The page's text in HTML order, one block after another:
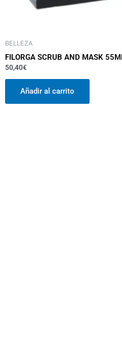
BELLEZA
FILORGA SCRUB AND MASK
50,40€
Añadir al carrito